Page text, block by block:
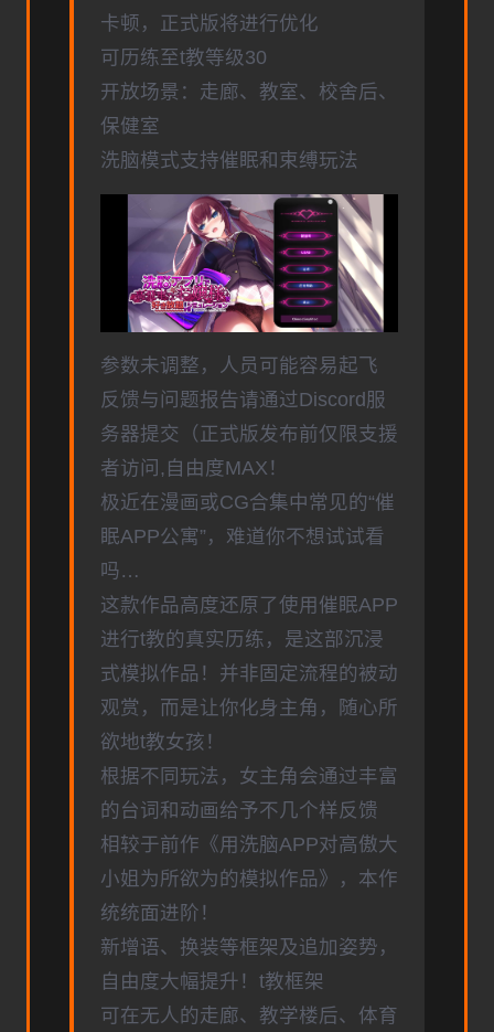
卡顿，正式版将进行优化
可历练至t教等级30
开放场景：走廊、教室、校舍后、
保健室
洗脑模式支持催眠和束缚玩法
参数未调整，人员可能容易起飞
反馈与问题报告请通过Discord服
务器提交（正式版发布前仅限支援
者访问,自由度MAX！
极近在漫画或CG合集中常见的“催
眠APP公寓”，难道你不想试试看
吗…
这款作品高度还原了使用催眠APP
进行t教的真实历练，是这部沉浸
式模拟作品！并非固定流程的被动
观赏，而是让你化身主角，随心所
欲地t教女孩！
根据不同玩法，女主角会通过丰富
的台词和动画给予不几个样反馈
相较于前作《用洗脑APP对高傲大
小姐为所欲为的模拟作品》，本作
统统面进阶！
新增语、换装等框架及追加姿势，
自由度大幅提升！t教框架
可在无人的走廊、教学楼后、体育